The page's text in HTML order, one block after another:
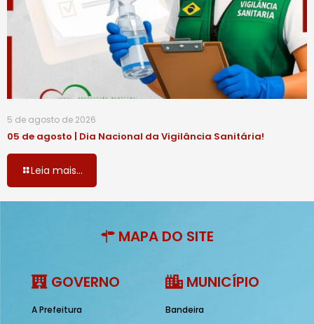
5 de agosto de 2026
05 de agosto | Dia Nacional da Vigilância Sanitária!
Leia mais...
MAPA DO SITE
GOVERNO
A Prefeitura
MUNICÍPIO
Bandeira